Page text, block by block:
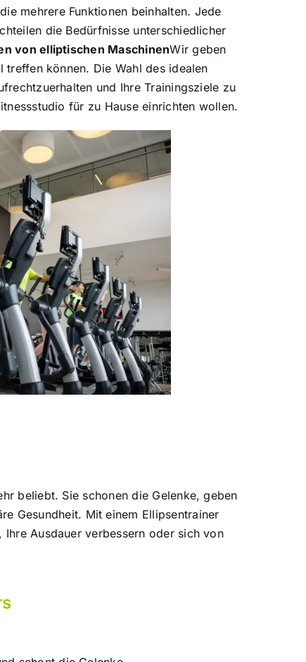
mehrere Funktionen beinhalten. Jede
die Bedürfnisse unterschiedlicher
von elliptischen MaschinenWir geben
können. Die Wahl des idealen
und Ihre Trainingsziele zu
für zu Hause einrichten wollen.
beliebt. Sie schonen die Gelenke, geben
Gesundheit. Mit einem Ellipsentrainer
Ihre Ausdauer verbessern oder sich von